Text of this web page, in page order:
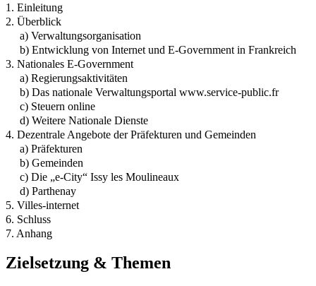
1. Einleitung
2. Überblick
a) Verwaltungsorganisation
b) Entwicklung von Internet und E-Government in Frankreich
3. Nationales E-Government
a) Regierungsaktivitäten
b) Das nationale Verwaltungsportal www.service-public.fr
c) Steuern online
d) Weitere Nationale Dienste
4. Dezentrale Angebote der Präfekturen und Gemeinden
a) Präfekturen
b) Gemeinden
c) Die „e-City“ Issy les Moulineaux
d) Parthenay
5. Villes-internet
6. Schluss
7. Anhang
Zielsetzung & Themen